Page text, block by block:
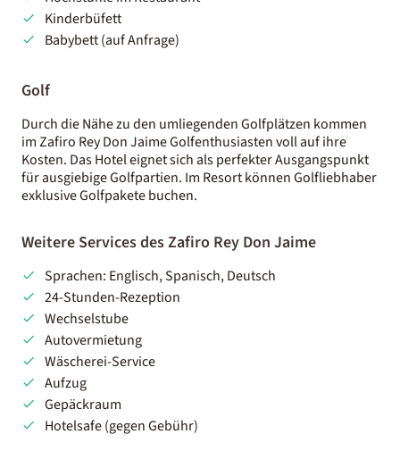
Kinderbüfett
Babybett (auf Anfrage)
Golf
Durch die Nähe zu den umliegenden Golfplätzen kommen
im Zafiro Rey Don Jaime Golfenthusiasten voll auf ihre
Kosten. Das Hotel eignet sich als perfekter Ausgangspunkt
für ausgiebige Golfpartien. Im Resort können Golfliebhaber
exklusive Golfpakete buchen.
Weitere Services des Zafiro Rey Don Jaime
Sprachen: Englisch, Spanisch, Deutsch
24-Stunden-Rezeption
Wechselstube
Autovermietung
Wäscherei-Service
Aufzug
Gepäckraum
Hotelsafe (gegen Gebühr)